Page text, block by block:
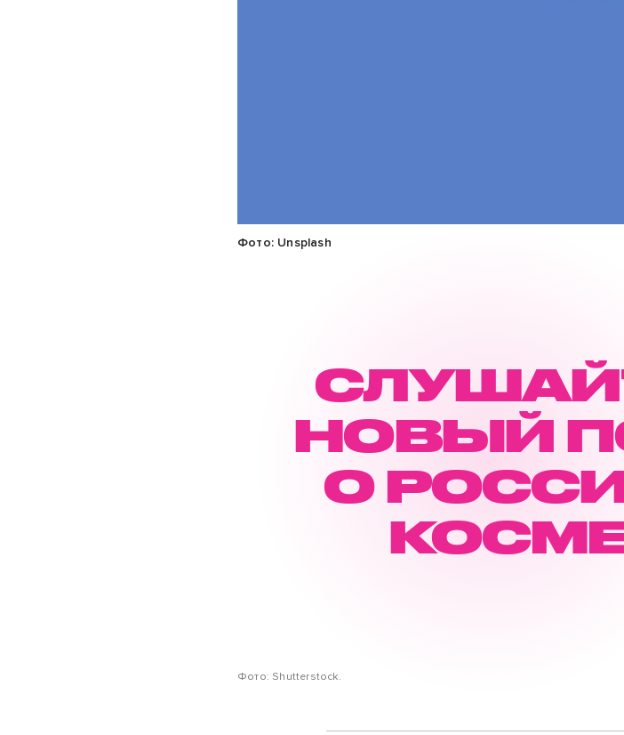
Фото: Unsplash
НОВЫЙ
О
Фото: Shutterstock.